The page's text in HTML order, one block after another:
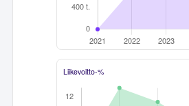
Liikevoitto-%